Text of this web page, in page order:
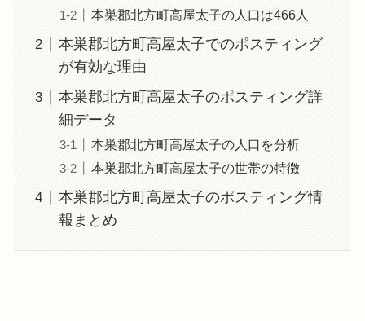
本巣郡北方町高屋太子の人口は466人
本巣郡北方町高屋太子でのポスティング
が有効な理由
本巣郡北方町高屋太子のポスティング詳
細データ
本巣郡北方町高屋太子の人口を分析
本巣郡北方町高屋太子の世帯の特徴
本巣郡北方町高屋太子のポスティング情
報まとめ